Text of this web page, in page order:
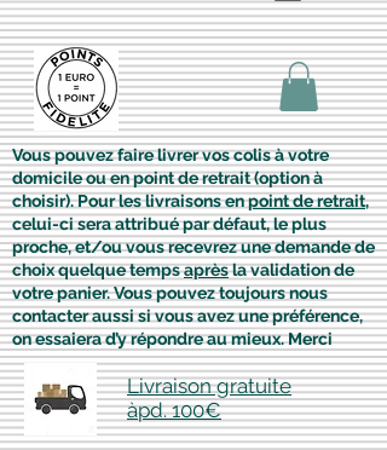
Vous pouvez faire livrer vos colis à votre
domicile ou en point de retrait (option à
choisir). Pour les livraisons enpoint de retrait,
celui-ci sera attribué par défaut, le plus
proche, et/ou vous recevrez une demande de
choix quelque tempsaprèsla validation de
votre panier. Vous pouvez toujours nous
contacter aussi si vous avez une préférence,
on essaiera d’y répondre au mieux. Merci
Livraison gratuite
àpd. 100€